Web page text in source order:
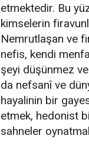
etmektedir. Bu
kimselerin
Nemrutlaşan ve
nefis, kendi
şeyi düşünmez
da nefsanî ve
hayalinin bir
etmek, hedonist
sahneler